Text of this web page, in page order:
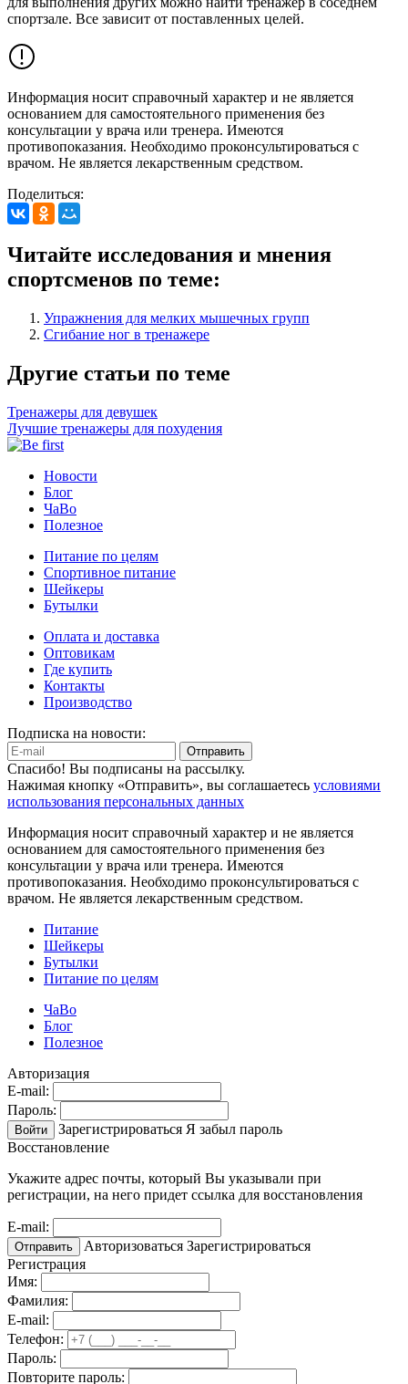
спортзале. Все зависит от поставленных целей.
Информация носит справочный характер и не является
основанием для самостоятельного применения без
консультации у врача или тренера. Имеются
противопоказания. Необходимо проконсультироваться с
врачом. Не является лекарственным средством.
Поделиться:
Читайте исследования и мнения
спортсменов по теме:
Упражнения для мелких мышечных групп
Сгибание ног в тренажере
Другие статьи по теме
Тренажеры для девушек
Лучшие тренажеры для похудения
Новости
Блог
ЧаВо
Полезное
Питание по целям
Спортивное питание
Шейкеры
Бутылки
Оплата и доставка
Оптовикам
Где купить
Контакты
Производство
Подписка на новости:
Отправить
Спасибо! Вы подписаны на рассылку.
Нажимая кнопку «Отправить», вы соглашаетесь условиями
использования персональных данных
Информация носит справочный характер и не является
основанием для самостоятельного применения без
консультации у врача или тренера. Имеются
противопоказания. Необходимо проконсультироваться с
врачом. Не является лекарственным средством.
Питание
Шейкеры
Бутылки
Питание по целям
ЧаВо
Блог
Полезное
Авторизация
E-mail:
Пароль:
Войти Зарегистрироваться Я забыл пароль
Восстановление
Укажите адрес почты, который Вы указывали при
регистрации, на него придет ссылка для восстановления
E-mail:
Отправить Авторизоваться Зарегистрироваться
Регистрация
Имя:
Фамилия:
E-mail:
Телефон:
Пароль:
Повторите пароль: